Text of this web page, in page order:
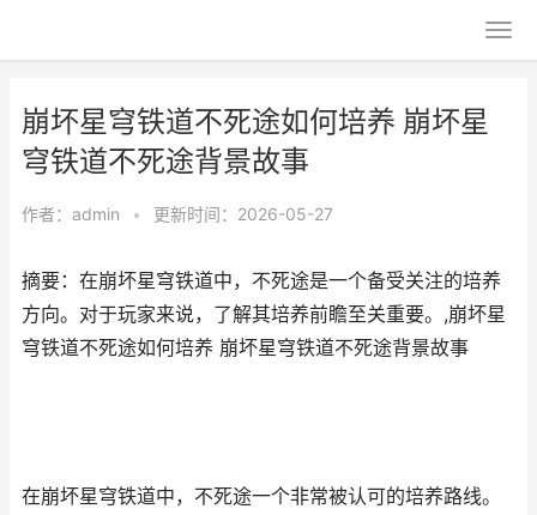
崩坏星穹铁道不死途如何培养 崩坏星
穹铁道不死途背景故事
作者： admin • 更新时间：2026-05-27
摘要：在崩坏星穹铁道中，不死途是一个备受关注的培养
方向。对于玩家来说，了解其培养前瞻至关重要。,崩坏星
穹铁道不死途如何培养 崩坏星穹铁道不死途背景故事
在崩坏星穹铁道中，不死途一个非常被认可的培养路线。